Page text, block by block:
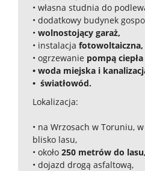
•⁠ ⁠własna studnia do
•⁠ ⁠dodatkowy budynek
•⁠ ⁠ wolnostojący garaż,
•⁠ ⁠instalacja fotowoltaiczna,
•⁠ ⁠ogrzewanie pompą
•⁠ ⁠woda miejska i
⁠•⁠ ⁠ ⁠światłowód.
Lokalizacja:
•⁠ ⁠na Wrzosach w Toruniu,
blisko lasu,
•⁠ ⁠około 250 metrów do lasu,
•⁠ ⁠dojazd drogą asfaltową,